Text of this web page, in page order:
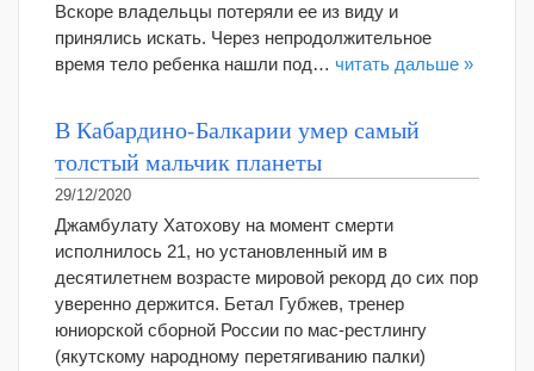
Вскоре владельцы потеряли ее из виду и
принялись искать. Через непродолжительное
время тело ребенка нашли под… читать дальше »
В Кабардино-Балкарии умер самый
толстый мальчик планеты
29/12/2020
Джамбулату Хатохову на момент смерти
исполнилось 21, но установленный им в
десятилетнем возрасте мировой рекорд до сих пор
уверенно держится. Бетал Губжев, тренер
юниорской сборной России по мас-рестлингу
(якутскому народному перетягиванию палки)